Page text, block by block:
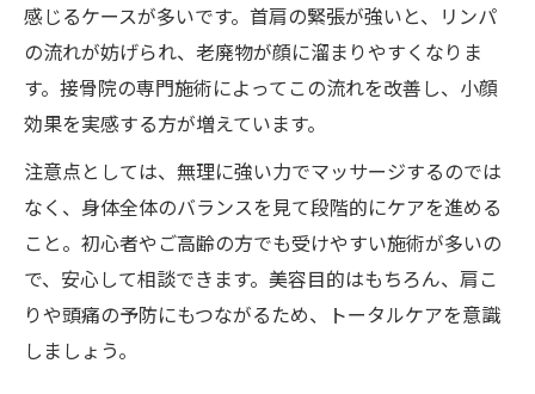
感じるケースが多いです。首肩の緊張が強いと、リンパ
の流れが妨げられ、老廃物が顔に溜まりやすくなりま
す。接骨院の専門施術によってこの流れを改善し、小顔
効果を実感する方が増えています。
注意点としては、無理に強い力でマッサージするのでは
なく、身体全体のバランスを見て段階的にケアを進める
こと。初心者やご高齢の方でも受けやすい施術が多いの
で、安心して相談できます。美容目的はもちろん、肩こ
りや頭痛の予防にもつながるため、トータルケアを意識
しましょう。